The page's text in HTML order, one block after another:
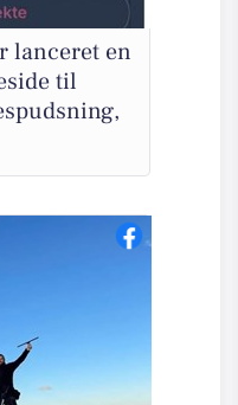
lanceret en
til